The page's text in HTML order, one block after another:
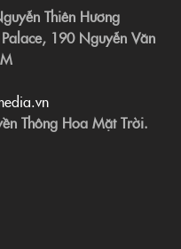
Thiên Hương
190 Nguyễn Văn
Thông Hoa Mặt Trời.